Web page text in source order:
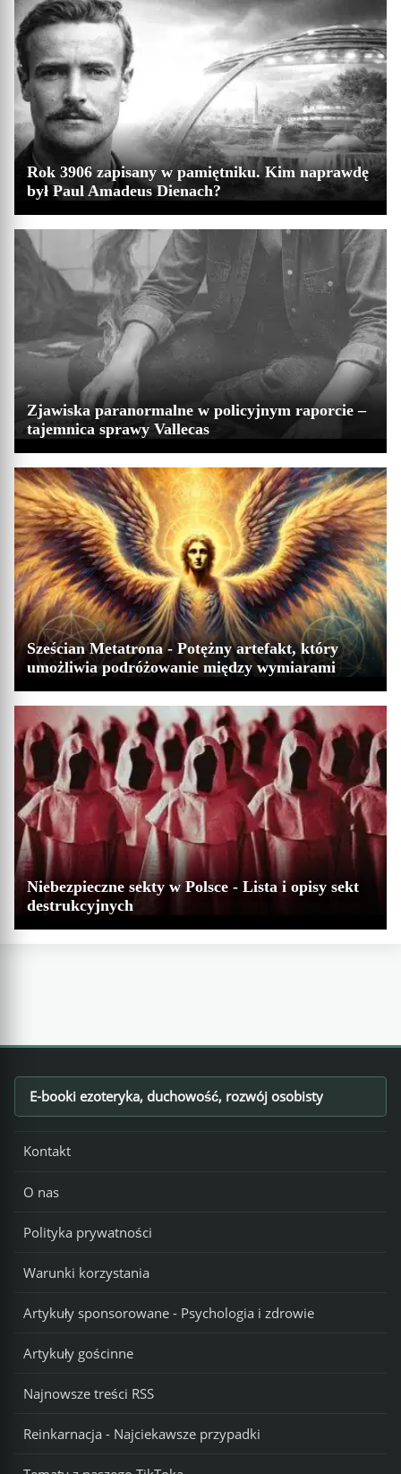
Rok 3906 zapisany w pamiętniku. Kim naprawdę
był Paul Amadeus Dienach?
Zjawiska paranormalne w policyjnym raporcie –
tajemnica sprawy Vallecas
Sześcian Metatrona - Potężny artefakt, który
umożliwia podróżowanie między wymiarami
Niebezpieczne sekty w Polsce - Lista i opisy sekt
destrukcyjnych
Footer
E-booki ezoteryka, duchowość, rozwój osobisty
Kontakt
O nas
Polityka prywatności
Warunki korzystania
Artykuły sponsorowane - Psychologia i zdrowie
Artykuły gościnne
Najnowsze treści RSS
Reinkarnacja - Najciekawsze przypadki